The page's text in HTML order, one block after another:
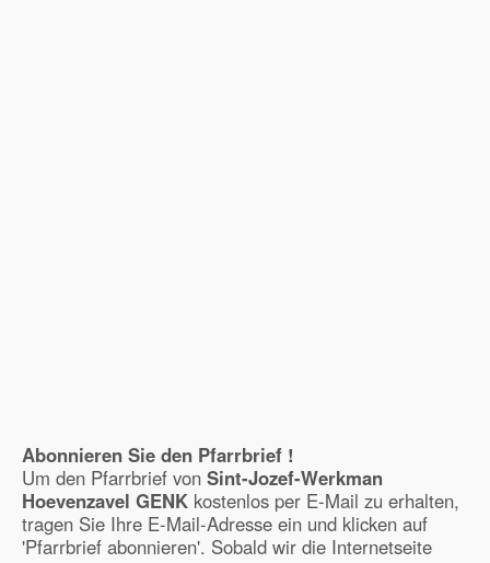
Abonnieren Sie den Pfarrbrief !
Um den Pfarrbrief von Sint-Jozef-Werkman
Hoevenzavel GENK kostenlos per E-Mail zu erhalten,
tragen Sie Ihre E-Mail-Adresse ein und klicken auf
'Pfarrbrief abonnieren'. Sobald wir die Internetseite